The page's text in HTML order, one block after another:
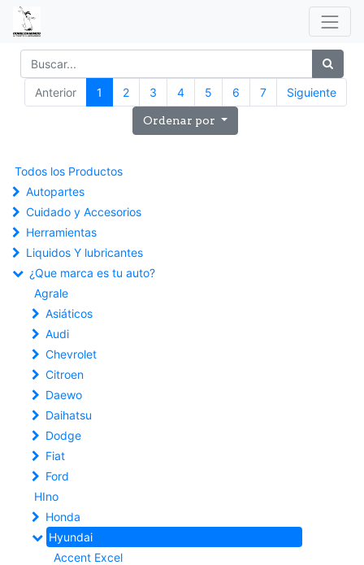
Anterior 1 2 3 4 5 6 7 Siguiente
Ordenar por
Todos los Productos
Autopartes
Cuidado y Accesorios
Herramientas
Liquidos Y lubricantes
¿Que marca es tu auto?
Agrale
Asiáticos
Audi
Chevrolet
Citroen
Daewo
Daihatsu
Dodge
Fiat
Ford
HIno
Honda
Hyundai
Accent Excel